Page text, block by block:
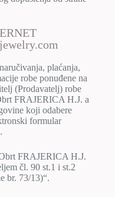
plaćanja,
robe ponuđene na
(Prodavatelj) robe
FRAJERICA H.J. a
koji odabere
formular
FRAJERICA H.J.
čl. 90 st.1 i st.2
br. 73/13)“.